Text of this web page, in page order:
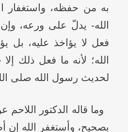
به من حفظه، واستغفار
الله- يدلّ على ورعه،
فعل لا يؤاخذ عليه، بل
الله؛ لأنه ما فعل ذلك
لحديث رسول الله صلى
وما قاله الدكتور
بصحيح، وأستغفر الله